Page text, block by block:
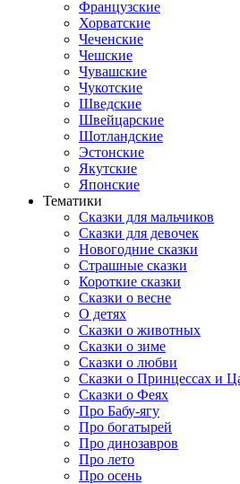
Французские
Хорватские
Чеченские
Чешские
Чувашские
Чукотские
Шведские
Швейцарские
Шотландские
Эстонские
Якутские
Японские
Тематики
Сказки для мальчиков
Сказки для девочек
Новогодние сказки
Страшные сказки
Короткие сказки
Сказки о весне
О детях
Сказки о животных
Сказки о зиме
Сказки о любви
Сказки о Принцессах и
Сказки о Феях
Про Бабу-ягу
Про богатырей
Про динозавров
Про лето
Про осень